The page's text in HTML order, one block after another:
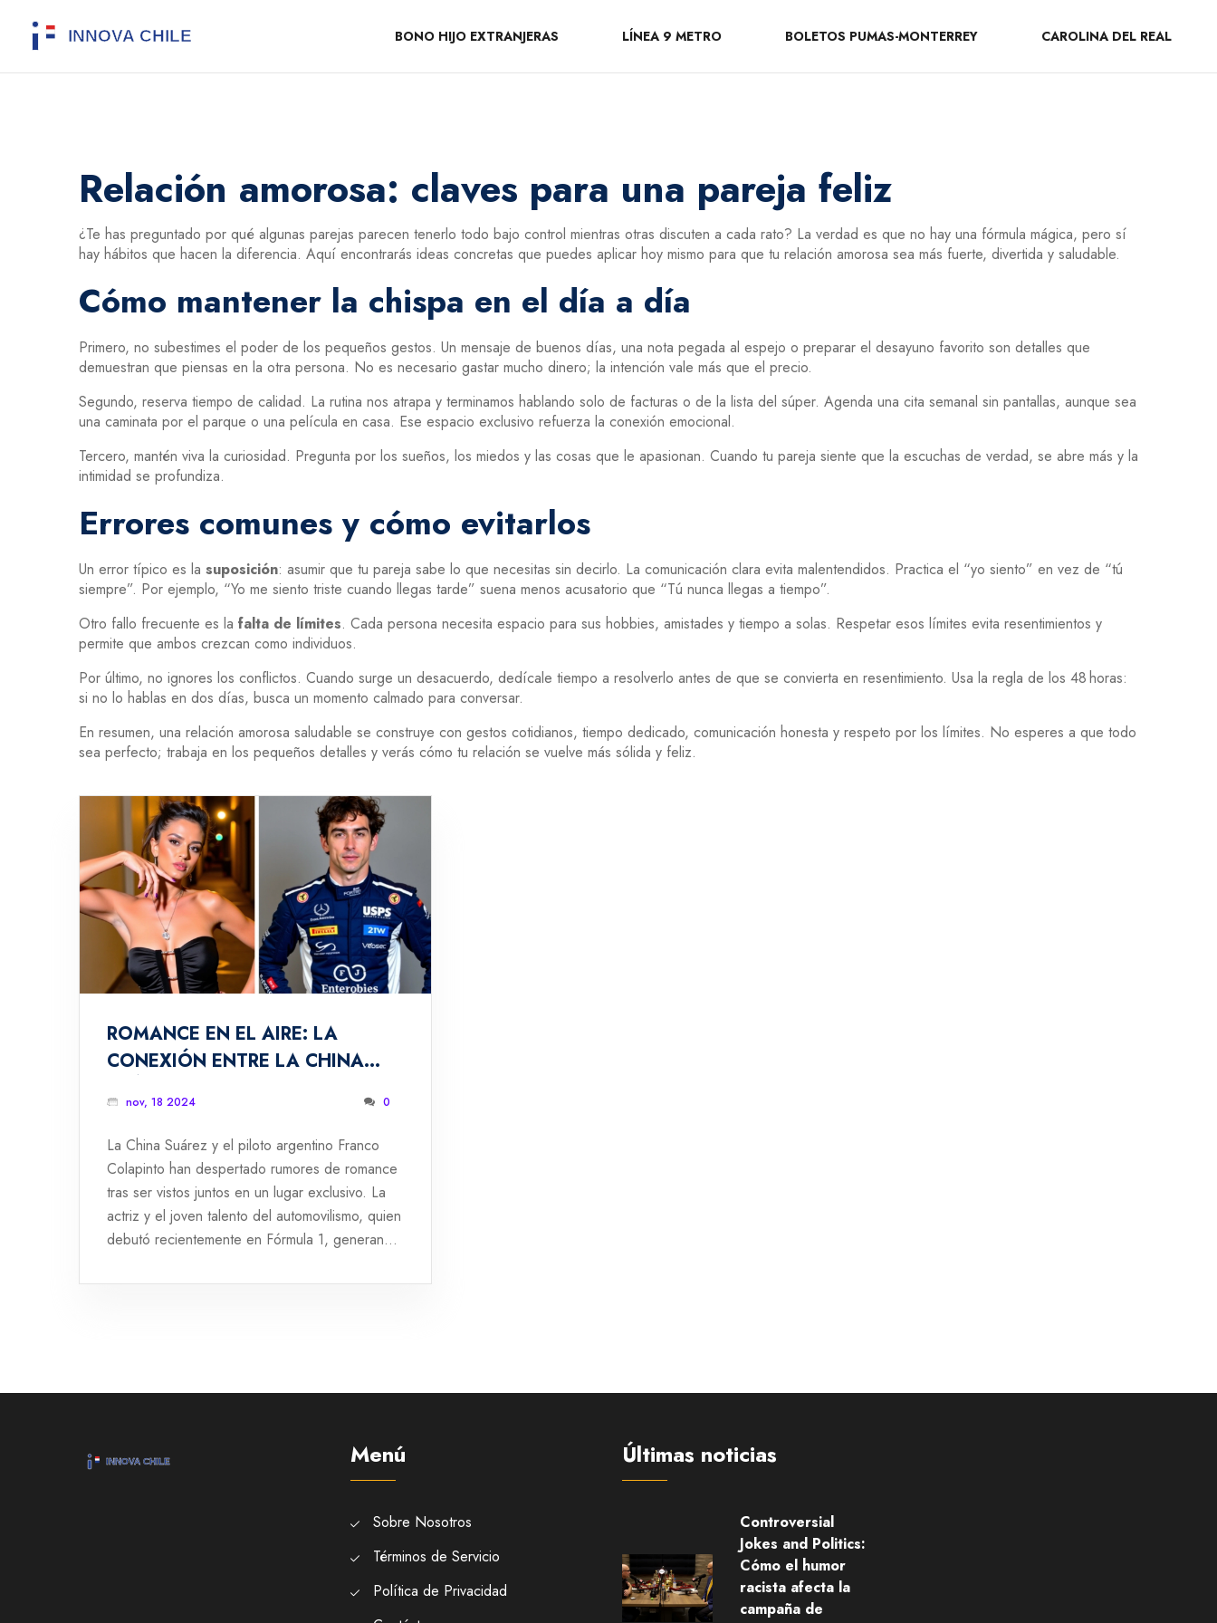
BONO HIJO EXTRANJERAS LÍNEA 9 METRO BOLETOS PUMAS-MONTERREY CAROLINA DEL REAL
Relación amorosa: claves para una pareja feliz
¿Te has preguntado por qué algunas parejas parecen tenerlo todo bajo control mientras otras discuten a cada rato? La verdad es que no hay una fórmula mágica, pero sí
hay hábitos que hacen la diferencia. Aquí encontrarás ideas concretas que puedes aplicar hoy mismo para que tu relación amorosa sea más fuerte, divertida y saludable.
Cómo mantener la chispa en el día a día
Primero, no subestimes el poder de los pequeños gestos. Un mensaje de buenos días, una nota pegada al espejo o preparar el desayuno favorito son detalles que
demuestran que piensas en la otra persona. No es necesario gastar mucho dinero; la intención vale más que el precio.
Segundo, reserva tiempo de calidad. La rutina nos atrapa y terminamos hablando solo de facturas o de la lista del súper. Agenda una cita semanal sin pantallas, aunque sea
una caminata por el parque o una película en casa. Ese espacio exclusivo refuerza la conexión emocional.
Tercero, mantén viva la curiosidad. Pregunta por los sueños, los miedos y las cosas que le apasionan. Cuando tu pareja siente que la escuchas de verdad, se abre más y la
intimidad se profundiza.
Errores comunes y cómo evitarlos
Un error típico es la suposición: asumir que tu pareja sabe lo que necesitas sin decirlo. La comunicación clara evita malentendidos. Practica el “yo siento” en vez de “tú
siempre”. Por ejemplo, “Yo me siento triste cuando llegas tarde” suena menos acusatorio que “Tú nunca llegas a tiempo”.
Otro fallo frecuente es la falta de límites. Cada persona necesita espacio para sus hobbies, amistades y tiempo a solas. Respetar esos límites evita resentimientos y
permite que ambos crezcan como individuos.
Por último, no ignores los conflictos. Cuando surge un desacuerdo, dedícale tiempo a resolverlo antes de que se convierta en resentimiento. Usa la regla de los 48 horas:
si no lo hablas en dos días, busca un momento calmado para conversar.
En resumen, una relación amorosa saludable se construye con gestos cotidianos, tiempo dedicado, comunicación honesta y respeto por los límites. No esperes a que todo
sea perfecto; trabaja en los pequeños detalles y verás cómo tu relación se vuelve más sólida y feliz.
ROMANCE EN EL AIRE: LA
CONEXIÓN ENTRE LA CHINA
nov, 18 2024 0
La China Suárez y el piloto argentino Franco
Colapinto han despertado rumores de romance
tras ser vistos juntos en un lugar exclusivo. La
actriz y el joven talento del automovilismo, quien
debutó recientemente en Fórmula 1, generan
íntimos. Esta posible relación ha captado la
Menú
Sobre Nosotros
Términos de Servicio
Política de Privacidad
Últimas noticias
Controversial
Jokes and Politics:
Cómo el humor
racista afecta la
campaña de